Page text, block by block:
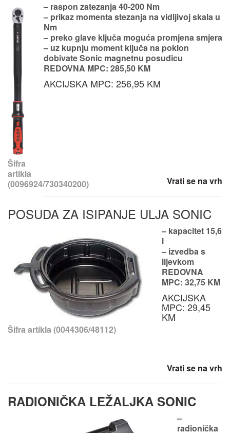
Šifra
artikla
(0096924/730340200)
– raspon zatezanja 40-200 Nm
– prikaz momenta stezanja na vidljivoj skala u
Nm
– preko glave ključa moguća promjena smjera
– uz kupnju moment ključa na poklon
dobivate Sonic magnetnu posudicu
REDOVNA MPC: 285,50 KM
AKCIJSKA MPC: 256,95 KM
Vrati se na vrh
POSUDA ZA ISIPANJE ULJA SONIC
Šifra artikla (0044306/48112)
– kapacitet 15,6
l
– izvedba s
lijevkom
REDOVNA
MPC: 32,75 KM
AKCIJSKA
MPC: 29,45
KM
Vrati se na vrh
RADIONIČKA LEŽALJKA SONIC
–
radionička